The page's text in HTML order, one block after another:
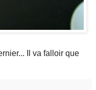
Il va falloir que